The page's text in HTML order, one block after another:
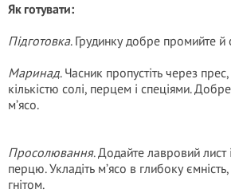
Як готувати:
Підготовка. Грудинку добре промийте й
Маринад. Часник пропустіть через
кількістю солі, перцем і спеціями.
м’ясо.
Просолювання. Додайте лавровий лист
перцю. Укладіть м’ясо в глибоку
гнітом.